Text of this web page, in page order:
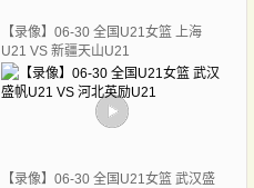
【录像】06-30 全国U21女篮 上海
U21 VS 新疆天山U21
【录像】06-30 全国U21女篮 武汉盛